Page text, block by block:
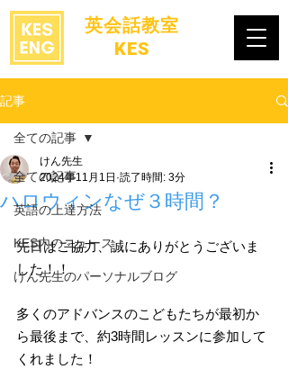
​英会話教室
KES
記事
全ての記事
英語の上達方法
KES内のニュース
けん先生のパーソナルブログ
全ての記事
ハロウィンなぜ３時間？
けん先生
2024年11月1日 読了時間: 3分
先日はご協力、誠にありがとうございま
した！！
多くのアドバンスのこどもたちが最初か
ら最後まで、約3時間レッスンに参加して
くれました！